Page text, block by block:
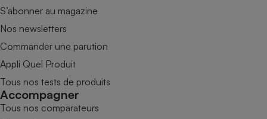
S’abonner au magazine
Nos newsletters
Commander une parution
Appli Quel Produit
Tous nos tests de produits
Accompagner
Tous nos comparateurs